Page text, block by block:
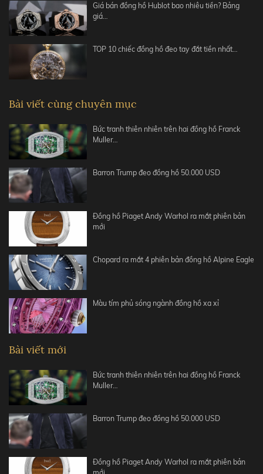
Giá bán đồng hồ Hublot bao nhiêu tiền? Bảng
giá…
TOP 10 chiếc đồng hồ đeo tay đắt tiền nhất…
Bài viết cùng chuyên mục
Bức tranh thiên nhiên trên hai đồng hồ Franck
Muller…
Barron Trump đeo đồng hồ 50.000 USD
Đồng hồ Piaget Andy Warhol ra mắt phiên bản
mới
Chopard ra mắt 4 phiên bản đồng hồ Alpine Eagle
Màu tím phủ sóng ngành đồng hồ xa xỉ
Bài viết mới
Bức tranh thiên nhiên trên hai đồng hồ Franck
Muller…
Barron Trump đeo đồng hồ 50.000 USD
Đồng hồ Piaget Andy Warhol ra mắt phiên bản